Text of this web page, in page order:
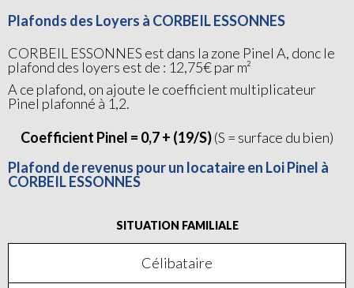
Plafonds des Loyers à CORBEIL ESSONNES
CORBEIL ESSONNES est dans la zone Pinel A, donc le
plafond des loyers est de : 12,75€ par m²
A ce plafond, on ajoute le coefficient multiplicateur
Pinel plafonné à 1,2.
Coefficient Pinel = 0,7 + (19/S)(S = surface du bien)
Plafond de revenus pour un locataire en Loi Pinel à
CORBEIL ESSONNES
SITUATION FAMILIALE
Célibataire